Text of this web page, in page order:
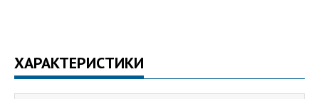
ХАРАКТЕРИСТИКИ